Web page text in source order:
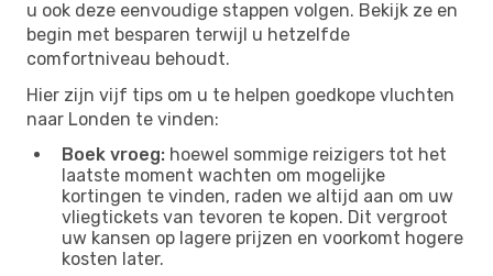
u ook deze eenvoudige stappen volgen. Bekijk ze en
begin met besparen terwijl u hetzelfde
comfortniveau behoudt.
Hier zijn vijf tips om u te helpen goedkope vluchten
naar Londen te vinden:
Boek vroeg: hoewel sommige reizigers tot het
laatste moment wachten om mogelijke
kortingen te vinden, raden we altijd aan om uw
vliegtickets van tevoren te kopen. Dit vergroot
uw kansen op lagere prijzen en voorkomt hogere
kosten later.